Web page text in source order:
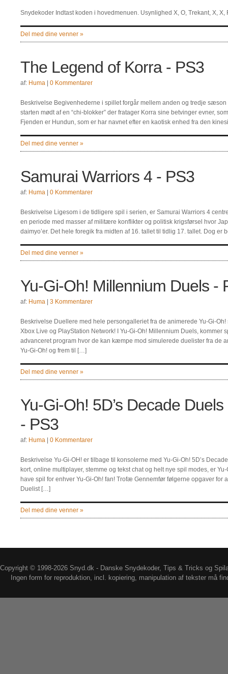
Snydekoder Indtast koden i hovedmenuen. Usynlighed X, O, Trekant, X, X,
Del med dine venner »
The Legend of Korra - PS3
af: Huma 0 Kommentarer
Beskrivelse Begivenhederne i spillet forgår mellem anden og tredje
starten mødt af en “chi-blokker” der fratager Korra sine betvinger evner,
Fjenden er Hundun, som er har navnet efter en kaotisk enhed fra den
Del med dine venner »
Samurai Warriors 4 - PS3
af: Huma 0 Kommentarer
Beskrivelse Ligesom i de tidligere spil i serien, er Samurai Warriors 4
en periode med masser af militære konflikter og politisk krigsførsel hvor
daimyo’er. Det hele foregik fra midten af 16. tallet til tidlig 17. tallet. Dog
Del med dine venner »
Yu-Gi-Oh! Millennium Duels -
af: Huma 3 Kommentarer
Beskrivelse Duellere med hele persongalleriet fra de animerede Yu-Gi-
Xbox Live og PlayStation Network! I Yu-Gi-Oh! Millennium Duels, kommer
advanceret program hvor de kan kæmpe mod simulerede duelister fra de
Yu-Gi-Oh! og frem til […]
Del med dine venner »
Yu-Gi-Oh! 5D’s Decade Duels
- PS3
af: Huma 0 Kommentarer
Beskrivelse Yu-Gi-OH! er tilbage til konsolerne med Yu-Gi-Oh! 5D’s
kort, online multiplayer, stemme og tekst chat og helt nye spil modes, er
have spil for enhver Yu-Gi-Oh! fan! Trofæ Gennemfør følgerne opgaver for
Duelist […]
Del med dine venner »
Copyright © 1998-2026 Snyd.dk - Danske Snydekoder, Tips & Tricks og
Ingen form for reproduktion, incl. kopiering, manipulation af tekster må